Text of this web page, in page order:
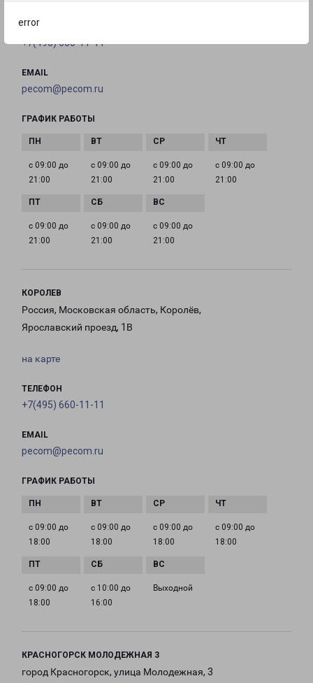
error
ТЕЛЕФОН
+7(495) 660-11-11
EMAIL
pecom@pecom.ru
ГРАФИК РАБОТЫ
с 09:00 до
21:00
с 09:00 до
21:00
с 09:00 до
21:00
с 09:00 до
21:00
с 09:00 до
21:00
с 09:00 до
21:00
с 09:00 до
21:00
КОРОЛЕВ
Россия, Московская область, Королёв,
Ярославский проезд, 1В
на карте
ТЕЛЕФОН
+7(495) 660-11-11
EMAIL
pecom@pecom.ru
ГРАФИК РАБОТЫ
с 09:00 до
18:00
с 09:00 до
18:00
с 09:00 до
18:00
с 09:00 до
18:00
с 09:00 до
18:00
с 10:00 до
16:00
Выходной
КРАСНОГОРСК МОЛОДЕЖНАЯ 3
город Красногорск, улица Молодежная, 3